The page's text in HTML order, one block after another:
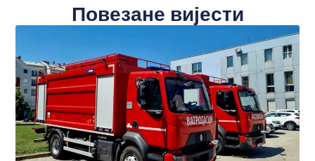
Повезане вијести